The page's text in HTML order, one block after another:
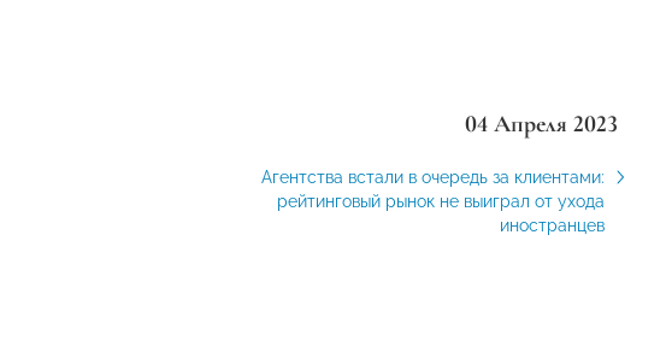
04 Апреля 2023
Агентства встали в очередь за клиентами:
рейтинговый рынок не выиграл от ухода
иностранцев